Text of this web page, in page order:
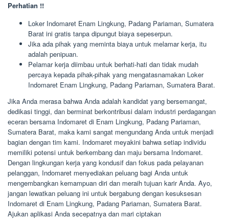
Perhatian !!
Loker Indomaret Enam Lingkung, Padang Pariaman, Sumatera
Barat ini gratis tanpa dipungut biaya sepeserpun.
Jika ada pihak yang meminta biaya untuk melamar kerja, itu
adalah penipuan.
Pelamar kerja diimbau untuk berhati-hati dan tidak mudah
percaya kepada pihak-pihak yang mengatasnamakan Loker
Indomaret Enam Lingkung, Padang Pariaman, Sumatera Barat.
Jika Anda merasa bahwa Anda adalah kandidat yang bersemangat,
dedikasi tinggi, dan berminat berkontribusi dalam industri perdagangan
eceran bersama Indomaret di Enam Lingkung, Padang Pariaman,
Sumatera Barat, maka kami sangat mengundang Anda untuk menjadi
bagian dengan tim kami. Indomaret meyakini bahwa setiap individu
memiliki potensi untuk berkembang dan maju bersama Indomaret.
Dengan lingkungan kerja yang kondusif dan fokus pada pelayanan
pelanggan, Indomaret menyediakan peluang bagi Anda untuk
mengembangkan kemampuan diri dan meraih tujuan karir Anda. Ayo,
jangan lewatkan peluang ini untuk bergabung dengan kesuksesan
Indomaret di Enam Lingkung, Padang Pariaman, Sumatera Barat.
Ajukan aplikasi Anda secepatnya dan mari ciptakan